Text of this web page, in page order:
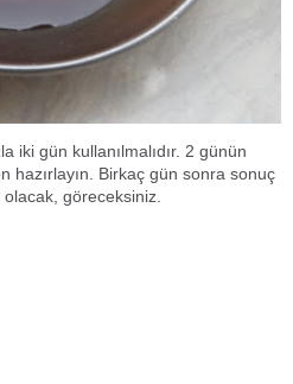
iki gün kullanılmalıdır. 2 günün
hazırlayın. Birkaç gün sonra sonuç
göreceksiniz.